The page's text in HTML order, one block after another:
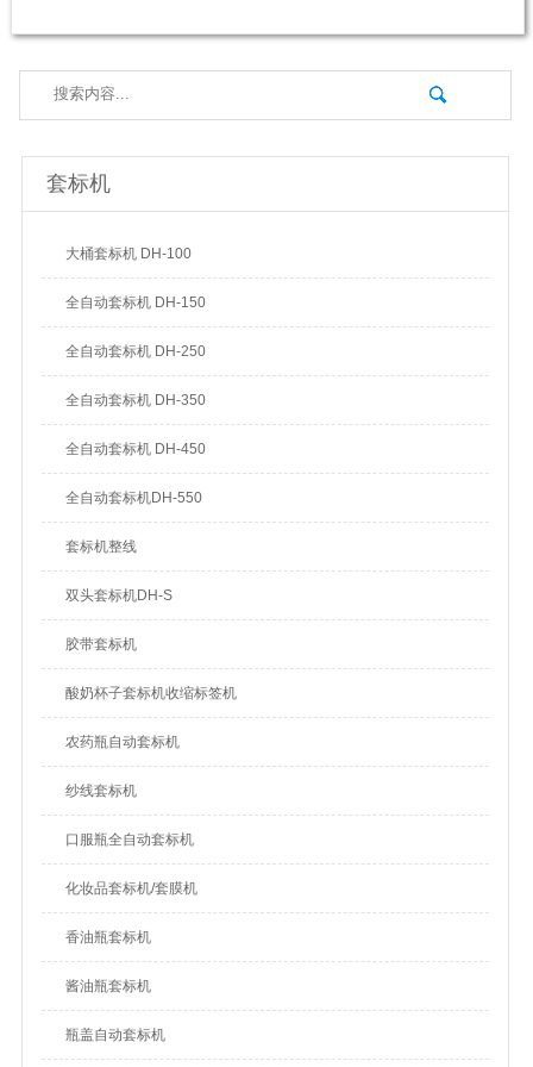
套标机
大桶套标机 DH-100
全自动套标机 DH-150
全自动套标机 DH-250
全自动套标机 DH-350
全自动套标机 DH-450
全自动套标机DH-550
套标机整线
双头套标机DH-S
胶带套标机
酸奶杯子套标机收缩标签机
农药瓶自动套标机
纱线套标机
口服瓶全自动套标机
化妆品套标机/套膜机
香油瓶套标机
酱油瓶套标机
瓶盖自动套标机